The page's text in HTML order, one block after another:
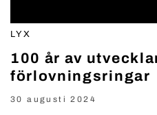
LYX
100 år av
förlovningsringar
30 augusti 2024